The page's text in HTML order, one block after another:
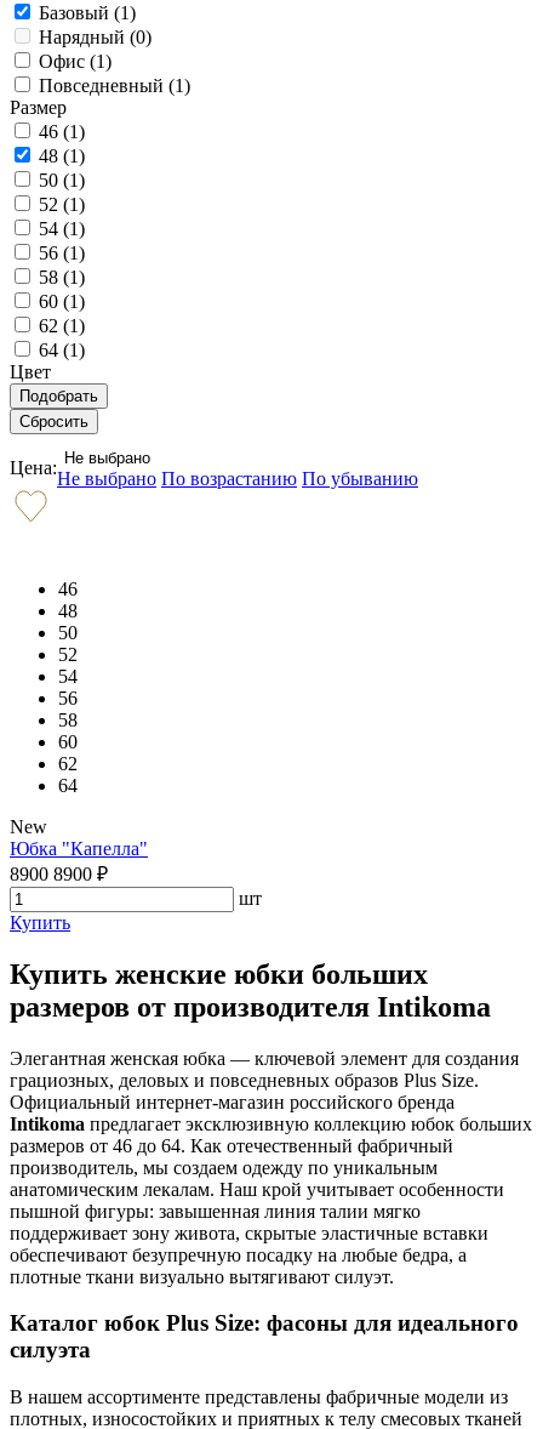
Базовый (1)
Нарядный (0)
Офис (1)
Повседневный (1)
Размер
46 (1)
48 (1)
50 (1)
52 (1)
54 (1)
56 (1)
58 (1)
60 (1)
62 (1)
64 (1)
Цвет
Цена: Не выбрано
Не выбрано По возрастанию По убыванию
46
48
50
52
54
56
58
60
62
64
New
Юбка "Капелла"
8900 8900 ₽
шт
Купить
Купить женские юбки больших
размеров от производителя Intikoma
Элегантная женская юбка — ключевой элемент для создания
грациозных, деловых и повседневных образов Plus Size.
Официальный интернет-магазин российского бренда
Intikoma предлагает эксклюзивную коллекцию юбок больших
размеров от 46 до 64. Как отечественный фабричный
производитель, мы создаем одежду по уникальным
анатомическим лекалам. Наш крой учитывает особенности
пышной фигуры: завышенная линия талии мягко
поддерживает зону живота, скрытые эластичные вставки
обеспечивают безупречную посадку на любые бедра, а
плотные ткани визуально вытягивают силуэт.
Каталог юбок Plus Size: фасоны для идеального
силуэта
В нашем ассортименте представлены фабричные модели из
плотных, износостойких и приятных к телу смесовых тканей